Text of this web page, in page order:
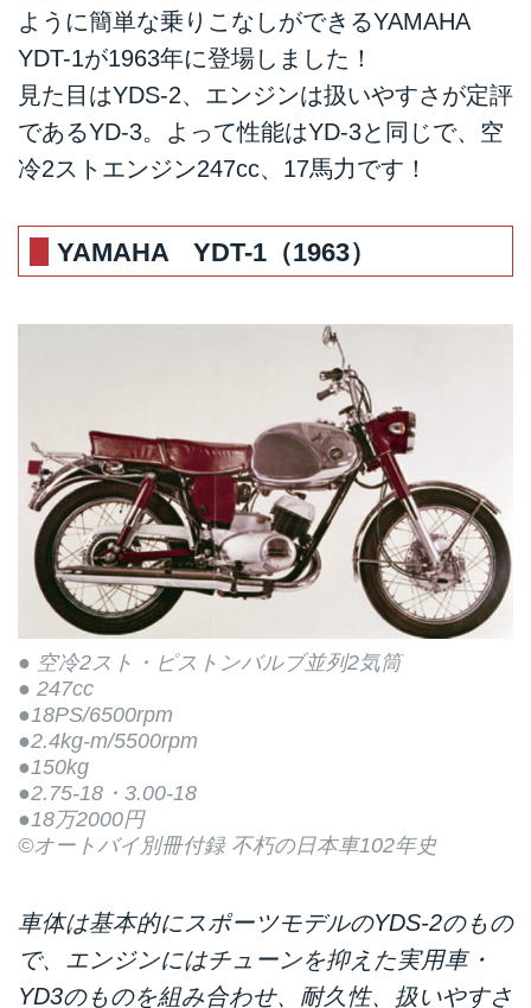
ように簡単な乗りこなしができるYAMAHA
YDT-1が1963年に登場しました！
見た目はYDS-2、エンジンは扱いやすさが定評
であるYD-3。よって性能はYD-3と同じで、空
冷2ストエンジン247cc、17馬力です！
YAMAHA YDT-1（1963）
● 空冷2スト・ピストンバルブ並列2気筒
● 247cc
●18PS/6500rpm
●2.4kg-m/5500rpm
●150kg
●2.75-18・3.00-18
●18万2000円
©オートバイ別冊付録 不朽の日本車102年史
車体は基本的にスポーツモデルのYDS-2のもの
で、エンジンにはチューンを抑えた実用車・
YD3のものを組み合わせ、耐久性、扱いやすさ